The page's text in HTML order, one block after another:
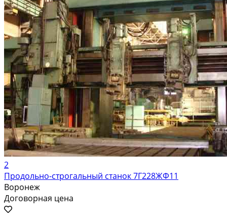
2
Продольно-строгальный станок 7Г228ЖФ11
Воронеж
Договорная цена